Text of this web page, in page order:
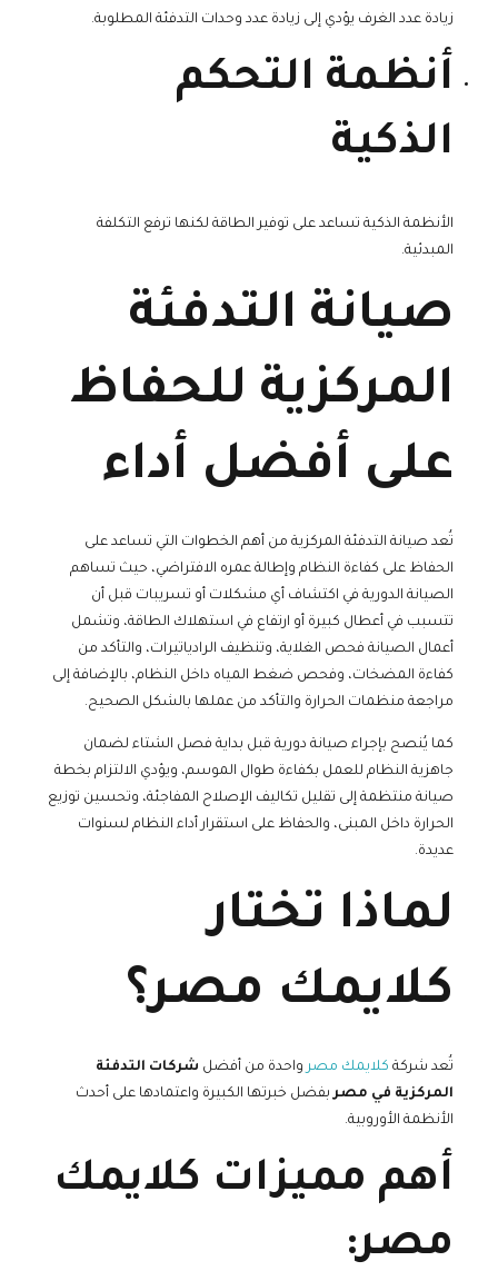
زيادة عدد الغرف يؤدي إلى زيادة عدد وحدات التدفئة المطلوبة.
أنظمة التحكم
الذكية
الأنظمة الذكية تساعد على توفير الطاقة لكنها ترفع التكلفة
المبدئية.
صيانة التدفئة
المركزية للحفاظ
على أفضل أداء
تُعد صيانة التدفئة المركزية من أهم الخطوات التي تساعد على
الحفاظ على كفاءة النظام وإطالة عمره الافتراضي، حيث تساهم
الصيانة الدورية في اكتشاف أي مشكلات أو تسريبات قبل أن
تتسبب في أعطال كبيرة أو ارتفاع في استهلاك الطاقة، وتشمل
أعمال الصيانة فحص الغلاية، وتنظيف الرادياتيرات، والتأكد من
كفاءة المضخات، وفحص ضغط المياه داخل النظام، بالإضافة إلى
مراجعة منظمات الحرارة والتأكد من عملها بالشكل الصحيح.
كما يُنصح بإجراء صيانة دورية قبل بداية فصل الشتاء لضمان
جاهزية النظام للعمل بكفاءة طوال الموسم، ويؤدي الالتزام بخطة
صيانة منتظمة إلى تقليل تكاليف الإصلاح المفاجئة، وتحسين توزيع
الحرارة داخل المبنى، والحفاظ على استقرار أداء النظام لسنوات
عديدة.
لماذا تختار
كلايمك مصر؟
تُعد شركة كلايمك مصر واحدة من أفضل شركات التدفئة
المركزية في مصربفضل خبرتها الكبيرة واعتمادها على أحدث
الأنظمة الأوروبية.
أهم مميزات كلايمك
مصر: